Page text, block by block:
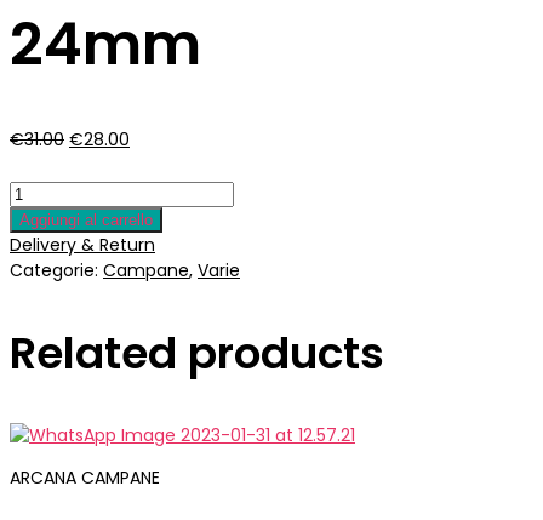
24mm
€31.00 Il
originale
era:
€31.00.
€28.00
attuale
è:
€28.00.
Aggiungi al carrello
Delivery & Return
Categorie: Campane, Varie
Related products
ARCANA CAMPANE